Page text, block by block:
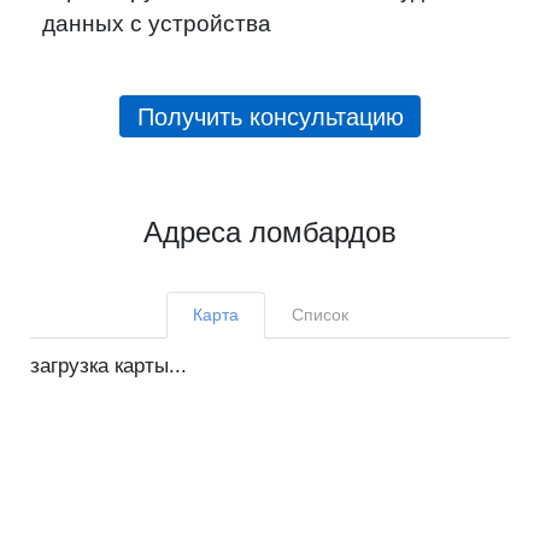
данных с устройства
Получить консультацию
Адреса ломбардов
Карта Список
загрузка карты...